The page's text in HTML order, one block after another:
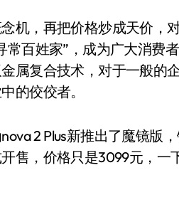
机，再把价格炒成天价，
百姓家”，成为广大消费
属复合技术，对于一般的
的佼佼者。
2 Plus新推出了魔镜版
售，价格只是3099元，一